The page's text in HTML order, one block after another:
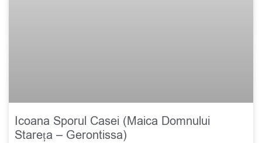
Icoana Sporul Casei (Maica Domnului
Stareța – Gerontissa)